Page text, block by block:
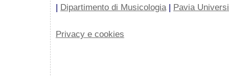
| Dipartimento di Musicologia | Pavia
Privacy e cookies